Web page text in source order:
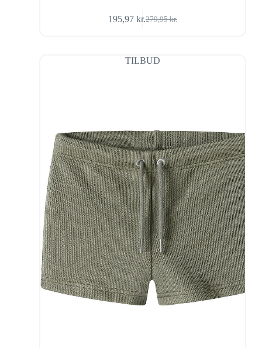
279,95kr.
Den
var:
279,95 kr..
195,97 kr.Den
er:
195,97 kr..
TILBUD